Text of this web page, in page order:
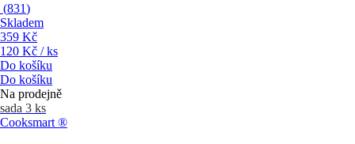
(831)
Skladem
359 Kč
120 Kč / ks
Do košíku
Do košíku
Na prodejně
sada 3 ks
Cooksmart ®